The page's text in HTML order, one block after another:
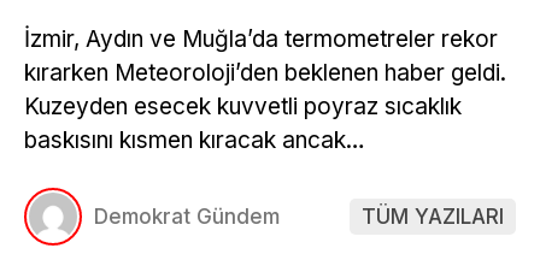
İzmir, Aydın ve Muğla’da termometreler rekor
kırarken Meteoroloji’den beklenen haber geldi.
Kuzeyden esecek kuvvetli poyraz sıcaklık
baskısını kısmen kıracak ancak…
Demokrat Gündem TÜM YAZILARI